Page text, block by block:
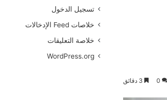
0
تسجيل الدخول
خلاصات Feed الإدخالات
خلاصة التعليقات
WordPress.org